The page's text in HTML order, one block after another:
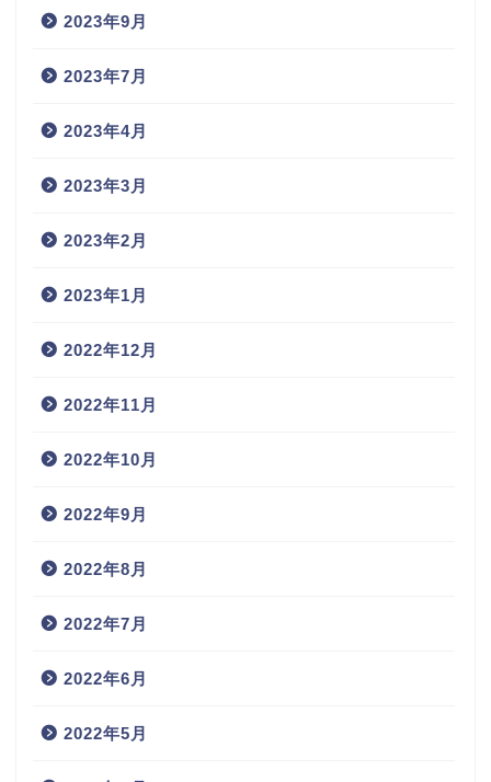
2023年9月
2023年7月
2023年4月
2023年3月
2023年2月
2023年1月
2022年12月
2022年11月
2022年10月
2022年9月
2022年8月
2022年7月
2022年6月
2022年5月